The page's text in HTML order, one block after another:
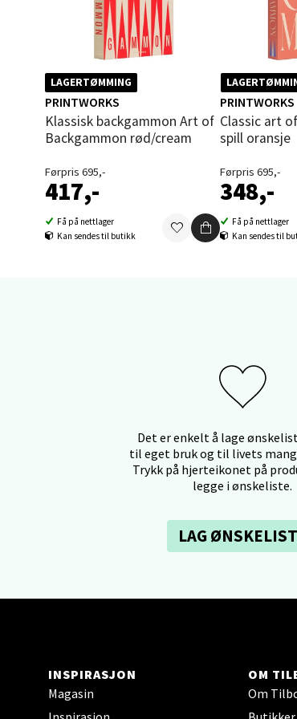
LAGERTØMMING
PRINTWORKS
Klassisk backgammon Art of
Backgammon rød/cream
Førpris 695,-
417,-
Få på nettlager
Kan sendes til butikk
PRINTWORKS
Classic art of backgammon
spill oransje
Førpris 695,-
348,-
Få på nettlager
Kan sendes til
Det er enkelt å lage
til eget bruk og til livets
Trykk på hjerteikonet på
legge i ønskeliste.
LAG
INSPIRASJON
Magasin
OM
Om